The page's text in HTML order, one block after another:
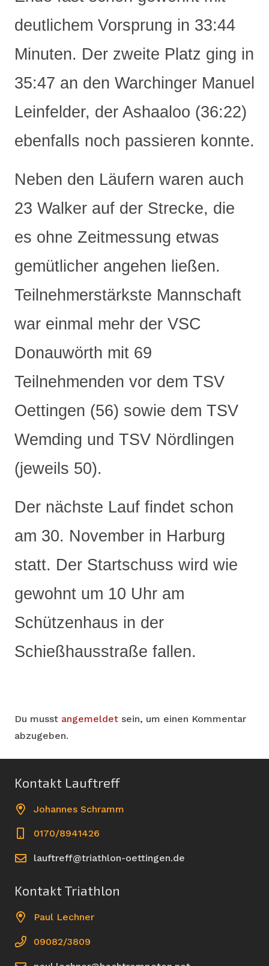
deutlichem Vorsprung in 33:44
Minuten. Der zweite Platz ging in
35:47 an den Warchinger Manuel
Leinfelder, der Ashaaloo (36:22)
ebenfalls noch passieren konnte.
Neben den Läufern waren auch
23 Walker auf der Strecke, die
es ohne Zeitmessung etwas
gemütlicher angehen ließen.
Teilnehmerstärkste Mannschaft
war einmal mehr der VSC
Donauwörth mit 69
Teilnehmenden vor dem TSV
Oettingen (56) sowie dem TSV
Wemding und TSV Nördlingen
(jeweils 50).
Der nächste Lauf findet schon
am 30. November in Harburg
statt. Der Startschuss wird wie
gewohnt um 10 Uhr am
Schützenhaus in der
Schießhausstraße fallen.
Du musst angemeldet sein, um einen Kommentar
abzugeben.
Kontakt Lauftreff
Johannes Schramm
0170/8941426
lauftreff@triathlon-oettingen.de
Kontakt Triathlon
Paul Lechner
09082/3809